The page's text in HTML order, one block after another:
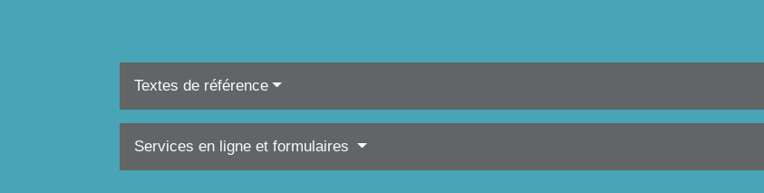
Textes de référence
Services en ligne et formulaires